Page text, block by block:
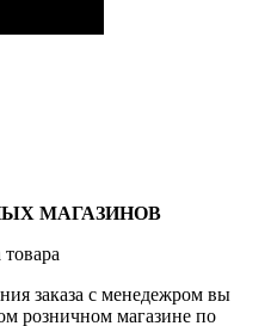
МАГАЗИНОВ
заказа с менедежром вы
розничном магазине по